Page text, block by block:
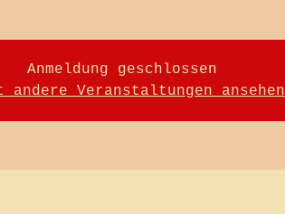
Anmeldung geschlossen
andere Veranstaltungen ansehen